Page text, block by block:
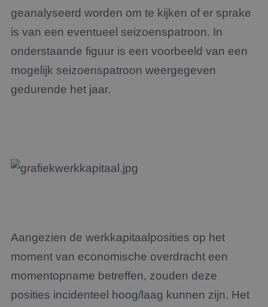
geanalyseerd worden om te kijken of er sprake
is van een eventueel seizoenspatroon. In
onderstaande figuur is een voorbeeld van een
mogelijk seizoenspatroon weergegeven
gedurende het jaar.
Aangezien de werkkapitaalposities op het
moment van economische overdracht een
momentopname betreffen, zouden deze
posities incidenteel hoog/laag kunnen zijn. Het